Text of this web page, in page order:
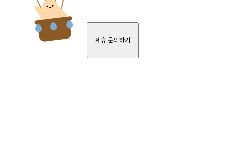
제휴 문의하기